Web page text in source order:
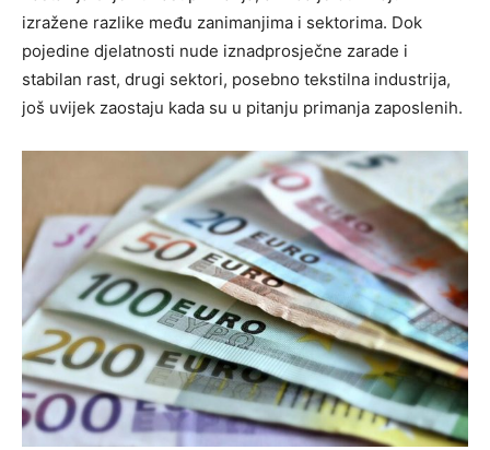
izražene razlike među zanimanjima i sektorima. Dok
pojedine djelatnosti nude iznadprosječne zarade i
stabilan rast, drugi sektori, posebno tekstilna industrija,
još uvijek zaostaju kada su u pitanju primanja zaposlenih.